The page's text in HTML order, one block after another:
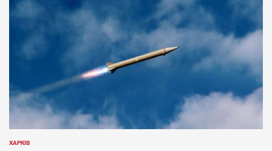
ОПУБЛІКУВАТИ
ХАРКІВ